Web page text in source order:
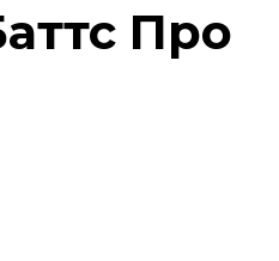
Про